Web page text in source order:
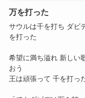
万を打った
サウルは千を打ち ダビ
を打った
希望に満ち溢れ 新しい
おう
王は頑張って 千を打っ